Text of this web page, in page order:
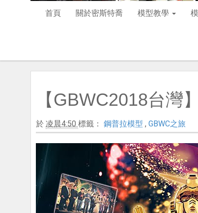
首頁 關於密斯特喬 模型教學
【GBWC2018台灣
於 凌晨4:50 標籤： 鋼普拉模型 , GBWC之旅